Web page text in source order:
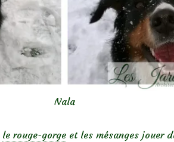
Nala
le rouge-gorge et les mésanges jouer